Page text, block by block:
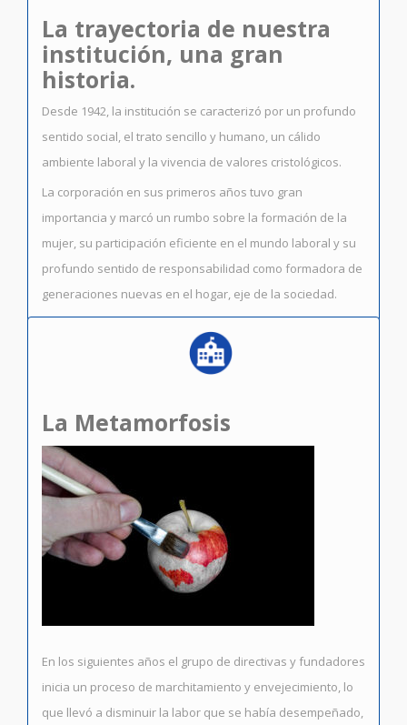
La trayectoria de nuestra
institución, una gran
historia.
Desde 1942, la institución se caracterizó por un profundo
sentido social, el trato sencillo y humano, un cálido
ambiente laboral y la vivencia de valores cristológicos.
La corporación en sus primeros años tuvo gran
importancia y marcó un rumbo sobre la formación de la
mujer, su participación eficiente en el mundo laboral y su
profundo sentido de responsabilidad como formadora de
generaciones nuevas en el hogar, eje de la sociedad.
La Metamorfosis
En los siguientes años el grupo de directivas y fundadores
inicia un proceso de marchitamiento y envejecimiento, lo
que llevó a disminuir la labor que se había desempeñado,